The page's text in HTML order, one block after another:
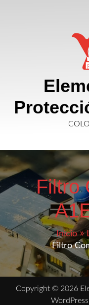
Filtro
Inicio
Filtro
Copyright © 2026